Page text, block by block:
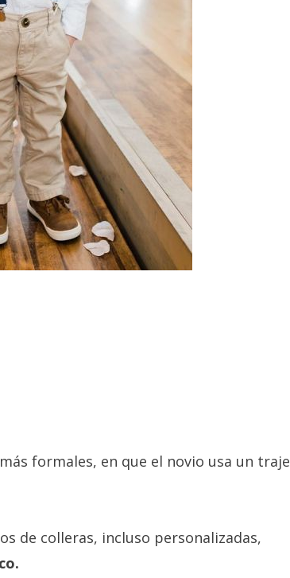
formales, en que el novio usa un traje
de colleras, incluso personalizadas,